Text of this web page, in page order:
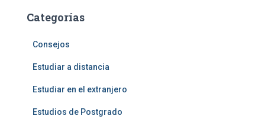
Categorías
Consejos
Estudiar a distancia
Estudiar en el extranjero
Estudios de Postgrado